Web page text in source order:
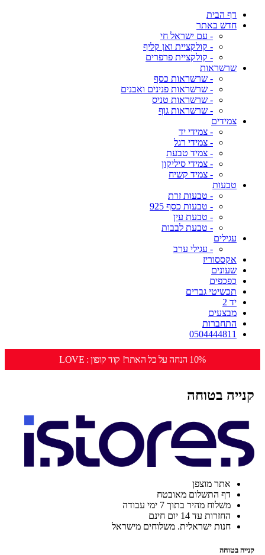
דף הבית
חדש באתר
- עם ישראל חי
- קולקציית ואן קליף
- קולקציית פרפרים
שרשראות
- שרשראות כסף
- שרשראות פנינים ואבנים
- שרשראות טניס
- שרשראות גוף
צמידים
- צמידי יד
- צמידי רגל
- צמיד טבעת
- צמידי סיליקון
- צמיד קשיח
טבעות
- טבעות זרת
- טבעות כסף 925
- טבעת עין
- טבעת לבבות
עגילים
- עגילי ערב
אקססוריז
שעונים
כפכפים
תכשיטי גברים
יד 2
מבצעים
התחברות
0504444811
10% הנחה על כל האתר! קוד קופון : LOVE
קנייה בטוחה
אתר מוצפן
דף התשלום מאובטח
משלוח מהיר בתוך 7 ימי עבודה
החזרות עד 14 יום חינם
חנות ישראלית. משלוחים מישראל
קנייה בטוחה